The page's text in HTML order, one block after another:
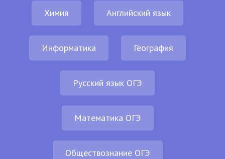
Химия Английский язык
Информатика География
Русский язык ОГЭ
Математика ОГЭ
Обществознание ОГЭ